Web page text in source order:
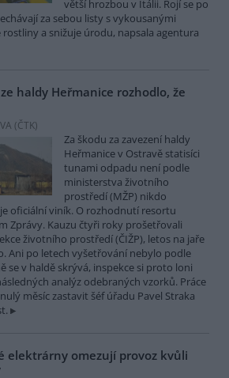
větší hrozbou v Itálii. Rojí se po
za sebou listy s vykousanými
a snižuje úrodu, napsala agentura
haldy Heřmanice rozhodlo, že
(ČTK)
Za škodu za zavezení haldy
Heřmanice v Ostravě statisíci
tunami odpadu není podle
ministerstva životního
prostředí (MŽP) nikdo
oficiální viník. O rozhodnutí resortu
Zprávy. Kauzu čtyři roky prošetřovali
životního prostředí (ČIŽP), letos na jaře
Ani po letech vyšetřování nebylo podle
se v haldě skrývá, inspekce si proto loni
analýz odebraných vzorků. Práce
měsíc zastavit šéf úřadu Pavel Straka
elektrárny omezují provoz kvůli